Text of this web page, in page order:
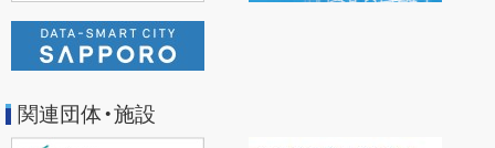
関連団体・施設